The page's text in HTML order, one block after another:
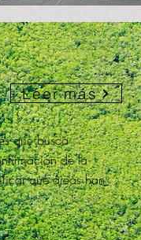
Leer más
que busca
de la
qué áreas han